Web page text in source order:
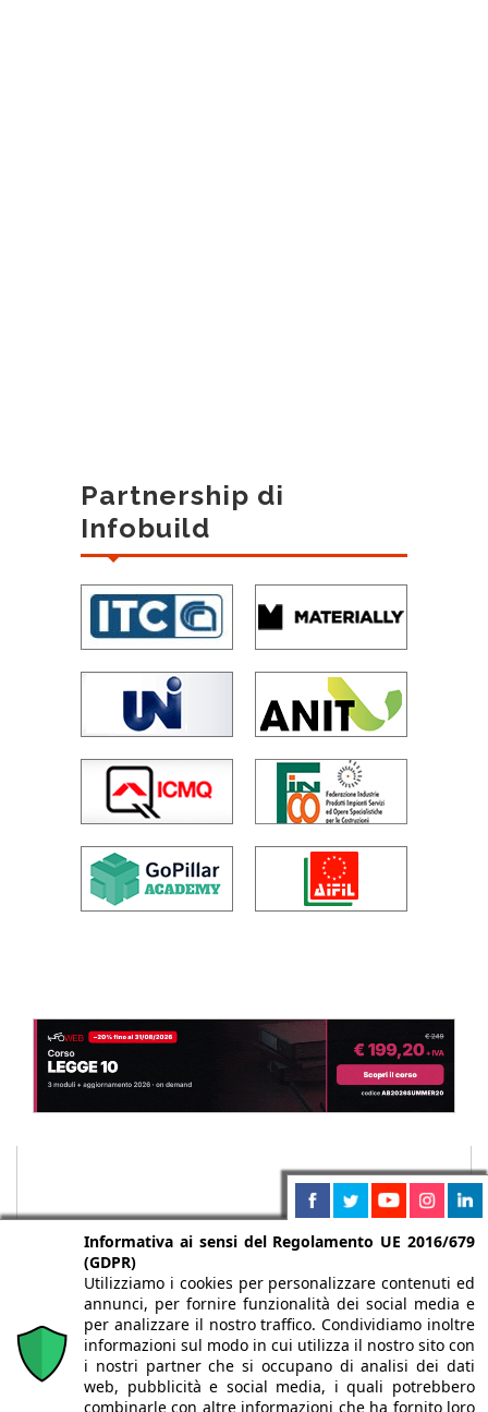
Partnership di
Infobuild
Chi siamo Autori Per la tua pubblicità
Iscriviti alla
Informativa ai sensi del Regolamento UE 2016/679
(GDPR)
Utilizziamo i cookies per personalizzare contenuti ed
annunci, per fornire funzionalità dei social media e
per analizzare il nostro traffico. Condividiamo inoltre
informazioni sul modo in cui utilizza il nostro sito con
i nostri partner che si occupano di analisi dei dati
web, pubblicità e social media, i quali potrebbero
combinarle con altre informazioni che ha fornito loro